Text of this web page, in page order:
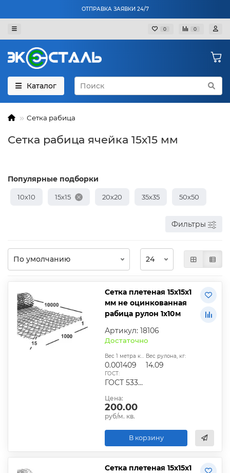
ОТПРАВКА ЗАЯВКИ 24/7
0 0
Каталог
Сетка рабица
Сетка рабица ячейка 15х15 мм
Популярные подборки
10х10 15х15 20х20 35х35 50х50
Фильтры
Сетка плетеная 15х15х1
мм не оцинкованная
рабица рулон 1х10м
Артикул: 18106
Достаточно
Вес 1 метра квадратного, т:
0.001409
Вес рулона, кг:
14.09
ГОСТ:
ГОСТ 5336-80 / ТУ 14-178-287-2003
Цена:
200.00
руб/м. кв.
В корзину
Сетка плетеная 15х15х1